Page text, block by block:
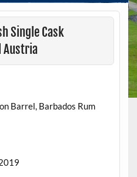
Single Cask
Austria
Barrel, Barbados Rum